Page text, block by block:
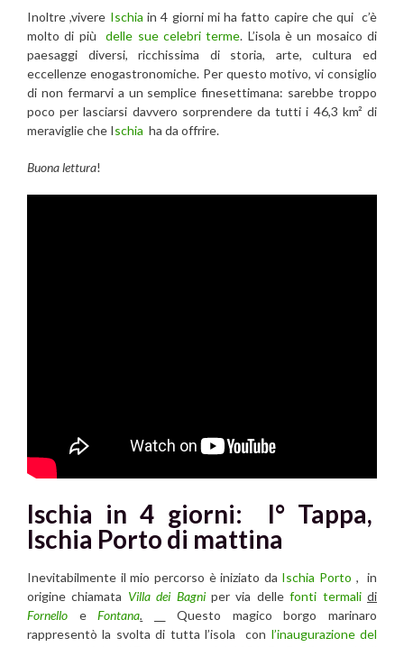
Inoltre ,vivere Ischia in 4 giorni mi ha fatto capire che qui c’è
molto di più
delle sue celebri terme. L’isola è un mosaico di
paesaggi diversi, ricchissima di storia, arte, cultura ed
eccellenze enogastronomiche. Per questo motivo, vi consiglio
di non fermarvi a un semplice finesettimana: sarebbe troppo
poco per lasciarsi davvero sorprendere da tutti i 46,3 km² di
meraviglie che Ischia ha da offrire.
Buona lettura!
Ischia in 4 giorni: I° Tappa,
Ischia Porto di mattina
Inevitabilmente il mio percorso è iniziato da Ischia Porto , in
origine chiamata Villa dei Bagniper via dellefonti termalidi
Fornello eFontana.
Questo magico borgo marinaro
rappresentò la svolta di tutta l’isola con l’inaugurazione del